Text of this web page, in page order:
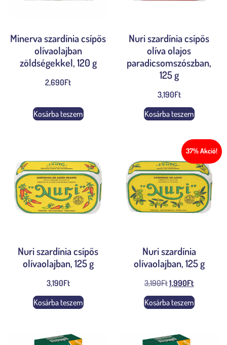
Minerva szardínia csípős
olívaolajban
zöldségekkel, 120 g
2,690Ft
Kosárba teszem
Nuri szardínia csípős
olíva olajos
paradicsomszószban,
125 g
3,190Ft
Kosárba teszem
Nuri szardínia csípős
olívaolajban, 125 g
3,190Ft
Kosárba teszem
37% Akció!
Nuri szardínia
olívaolajban, 125 g
3,190Ft1,990Ft
Kosárba teszem